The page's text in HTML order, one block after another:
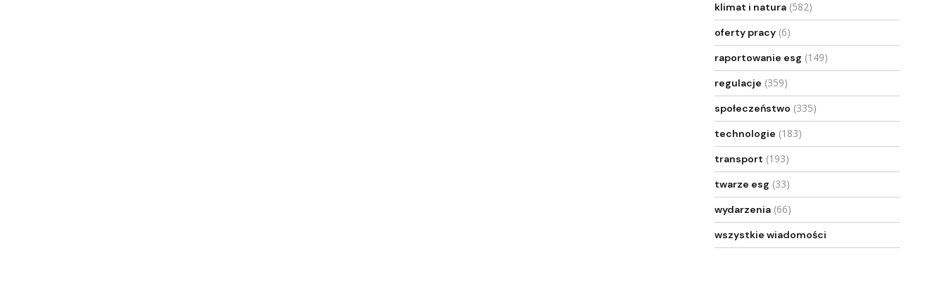
klimat i natura (582)
oferty pracy (6)
raportowanie esg (149)
regulacje (359)
społeczeństwo (335)
technologie (183)
transport (193)
twarze esg (33)
wydarzenia (66)
wszystkie wiadomości